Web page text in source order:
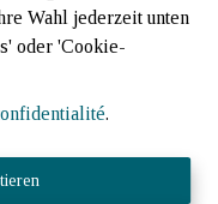
Wahl jederzeit unten
oder 'Cookie-
.